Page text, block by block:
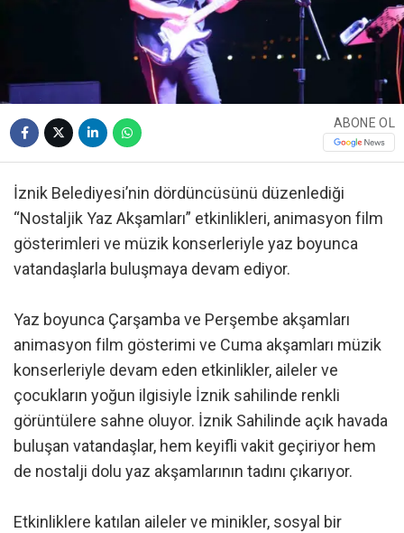
ABONE OL
İznik Belediyesi’nin dördüncüsünü düzenlediği
“Nostaljik Yaz Akşamları” etkinlikleri, animasyon film
gösterimleri ve müzik konserleriyle yaz boyunca
vatandaşlarla buluşmaya devam ediyor.
Yaz boyunca Çarşamba ve Perşembe akşamları
animasyon film gösterimi ve Cuma akşamları müzik
konserleriyle devam eden etkinlikler, aileler ve
çocukların yoğun ilgisiyle İznik sahilinde renkli
görüntülere sahne oluyor. İznik Sahilinde açık havada
buluşan vatandaşlar, hem keyifli vakit geçiriyor hem
de nostalji dolu yaz akşamlarının tadını çıkarıyor.
Etkinliklere katılan aileler ve minikler, sosyal bir